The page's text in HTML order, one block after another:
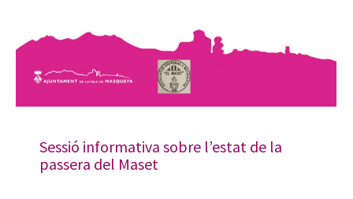
Sessió informativa sobre l’estat de la
passera del Maset